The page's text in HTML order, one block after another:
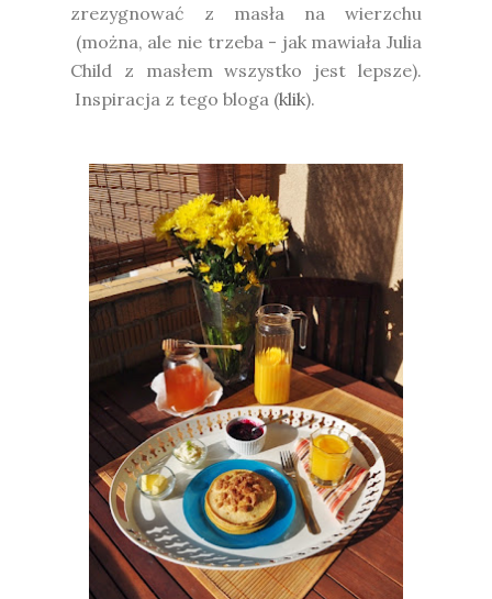
zrezygnować z masła na wierzchu
(można, ale nie trzeba - jak mawiała Julia
Child z masłem wszystko jest lepsze).
Inspiracja z tego bloga (klik).